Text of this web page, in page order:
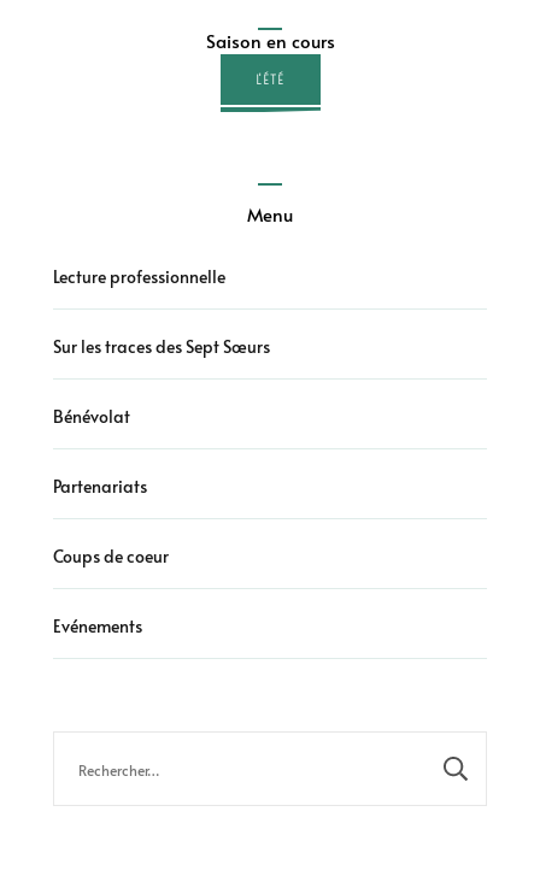
Saison en cours
L'ÉTÉ
Menu
Lecture professionnelle
Sur les traces des Sept Sœurs
Bénévolat
Partenariats
Coups de coeur
Evénements